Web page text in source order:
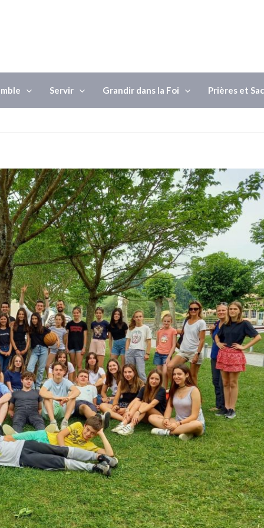
Servir Grandir dans la Foi Prières et